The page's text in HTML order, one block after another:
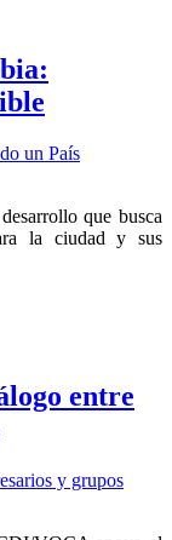
que busca
la ciudad y sus
entre